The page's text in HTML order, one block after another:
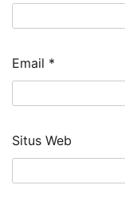
Email *
Situs Web